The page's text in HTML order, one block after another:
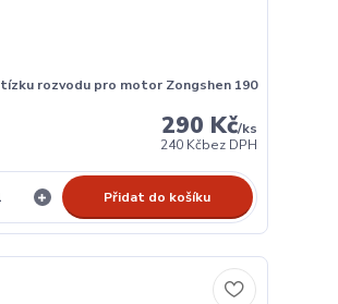
rozvodu pro motor Zongshen 190
290 Kč/ks
240 Kčbez DPH
Přidat do košíku